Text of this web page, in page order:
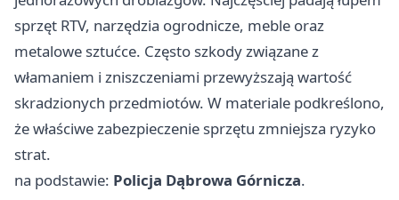
sprzęt RTV, narzędzia ogrodnicze, meble oraz
metalowe sztućce. Często szkody związane z
włamaniem i zniszczeniami przewyższają wartość
skradzionych przedmiotów. W materiale podkreślono,
że właściwe zabezpieczenie sprzętu zmniejsza ryzyko
strat.
na podstawie: Policja Dąbrowa Górnicza.